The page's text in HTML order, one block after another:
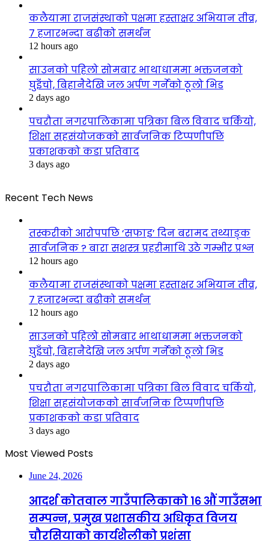
कलैयामा राजसंस्थाको पक्षमा हस्ताक्षर अभियान तीव्र,
७ हजारभन्दा बढीको समर्थन
12 hours ago
साउनको पहिलो सोमबार भाथाधाममा भक्तजनको
घुइँचो, बिहानैदेखि जल अर्पण गर्नेको ठूलो भिड
2 days ago
पचरौता नगरपालिकामा पत्रिका बिल विवाद चर्कियो,
शिक्षा सहसंयोजकको सार्वजनिक टिप्पणीपछि
प्रकाशकको कडा प्रतिवाद
3 days ago
Recent Tech News
तस्करीको आरोपपछि ‘सफाइ’ दिन बरामद तथ्याङ्क
सार्वजनिक ? बारा सशस्त्र प्रहरीमाथि उठे गम्भीर प्रश्न
12 hours ago
कलैयामा राजसंस्थाको पक्षमा हस्ताक्षर अभियान तीव्र,
७ हजारभन्दा बढीको समर्थन
12 hours ago
साउनको पहिलो सोमबार भाथाधाममा भक्तजनको
घुइँचो, बिहानैदेखि जल अर्पण गर्नेको ठूलो भिड
2 days ago
पचरौता नगरपालिकामा पत्रिका बिल विवाद चर्कियो,
शिक्षा सहसंयोजकको सार्वजनिक टिप्पणीपछि
प्रकाशकको कडा प्रतिवाद
3 days ago
Most Viewed Posts
June 24, 2026
आदर्श कोतवाल गाउँपालिकाको १६ औं गाउँसभा
सम्पन्न, प्रमुख प्रशासकीय अधिकृत विजय
चौरसियाको कार्यशैलीको प्रशंसा